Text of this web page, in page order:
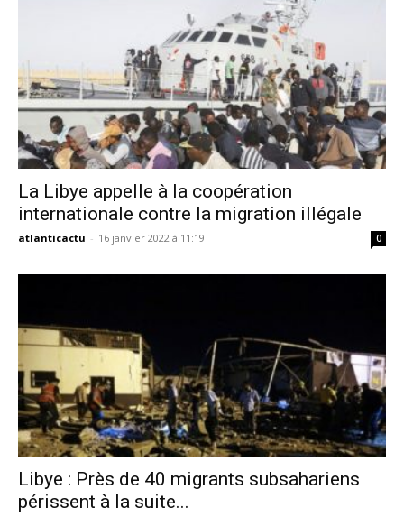
La Libye appelle à la coopération
internationale contre la migration illégale
atlanticactu - 16 janvier 2022 à 11:19 0
Libye : Près de 40 migrants subsahariens
périssent à la suite...